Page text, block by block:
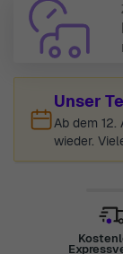
Unser
Ab dem
wieder.